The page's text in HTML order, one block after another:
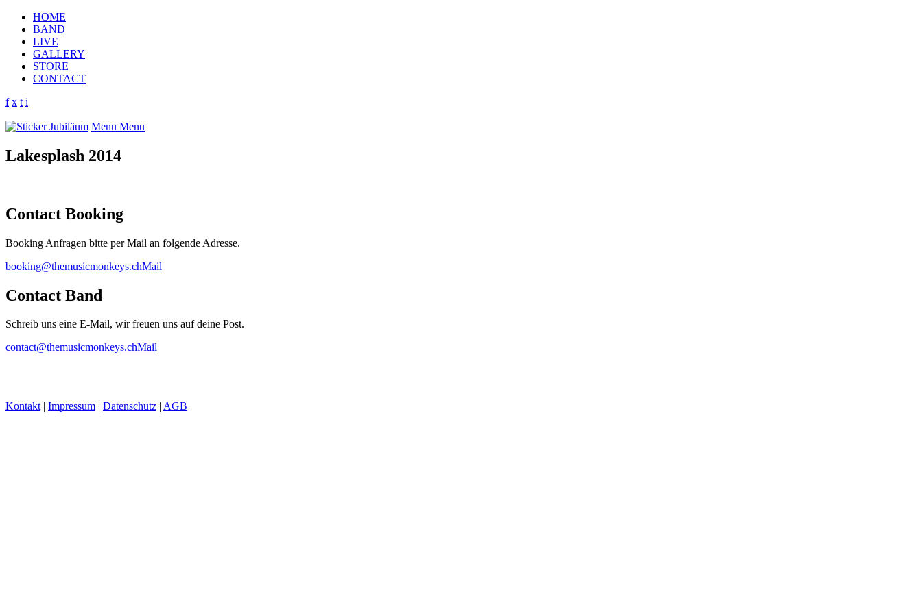
HOME
BAND
LIVE
GALLERY
STORE
CONTACT
f x t i
Menu Menu
Lakesplash 2014
Contact Booking
Booking Anfragen bitte per Mail an folgende Adresse.
booking@themusicmonkeys.chMail
Contact Band
Schreib uns eine E-Mail, wir freuen uns auf deine Post.
contact@themusicmonkeys.chMail
Kontakt | Impressum | Datenschutz | AGB